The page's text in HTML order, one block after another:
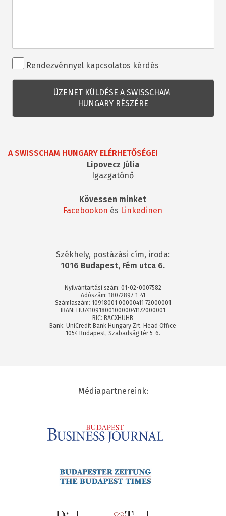
Rendezvénnyel
kapcsolatos
kérdés
Rendezvénnyel kapcsolatos kérdés
A SWISSCHAM HUNGARY ELÉRHETŐSÉGEI
Lipovecz Júlia
Igazgatónő
Kövessen minket
Facebookon és Linkedinen
Székhely, postázási cím, iroda:
1016 Budapest, Fém utca 6.
Nyilvántartási szám: 01-02-0007582
Adószám: 18072897-1-41
Számlaszám: 10918001 00000411 72000001
IBAN: HU74109180010000041172000001
BIC: BACXHUHB
Bank: UniCredit Bank Hungary Zrt. Head Office
1054 Budapest, Szabadság tér 5-6.
Médiapartnereink: